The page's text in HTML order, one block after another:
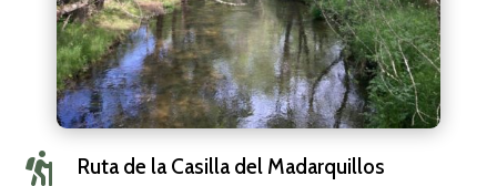
 Ruta de la Casilla del Madarquillos